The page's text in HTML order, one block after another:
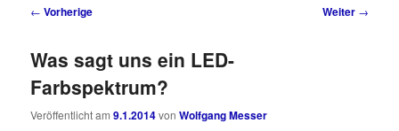
Beitrags-Navigation
← Vorherige Weiter →
Was sagt uns ein LED-
Farbspektrum?
Veröffentlicht am9.1.2014vonWolfgang Messer